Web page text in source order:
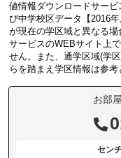
値情報ダウンロードサー
び中学校区データ【2016
が現在の学区域と異なる
サービスのWEBサイト上
せん。また、通学区域(学
らを踏まえ学区情報は参考
お部
セン